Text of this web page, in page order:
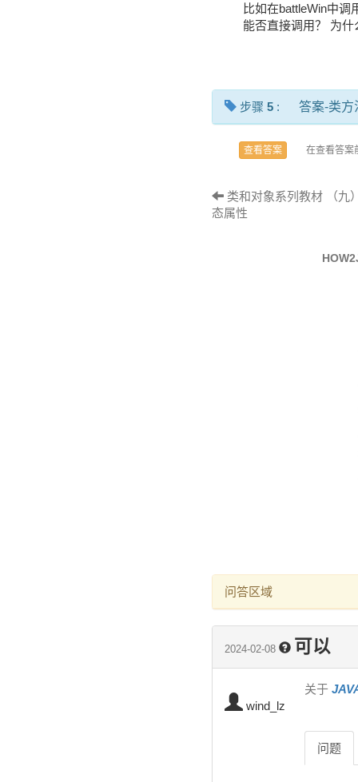
比如在battleWin中调
能否直接调用？ 为什
步骤 5 : 答案-类
查看答案 在查看答案
类和对象系列教材 （九
态属性
问答区域
2024-02-08 可以
wind_lz
关于
问题